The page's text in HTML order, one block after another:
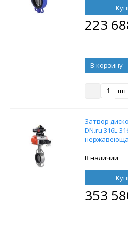
24V и
223
В корзину
шт
Затвор
DN.ru 316L-
140,
В наличии
353